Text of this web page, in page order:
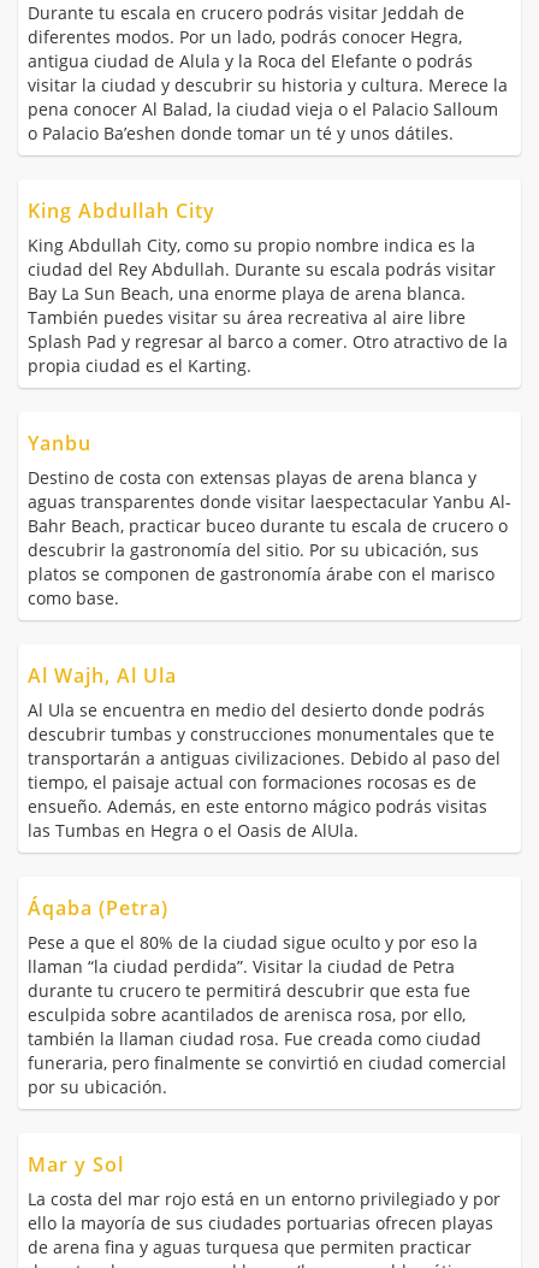
Durante tu escala en crucero podrás visitar Jeddah de
diferentes modos. Por un lado, podrás conocer Hegra,
antigua ciudad de Alula y la Roca del Elefante o podrás
visitar la ciudad y descubrir su historia y cultura. Merece la
pena conocer Al Balad, la ciudad vieja o el Palacio Salloum
o Palacio Ba’eshen donde tomar un té y unos dátiles.
King Abdullah City
King Abdullah City, como su propio nombre indica es la
ciudad del Rey Abdullah. Durante su escala podrás visitar
Bay La Sun Beach, una enorme playa de arena blanca.
También puedes visitar su área recreativa al aire libre
Splash Pad y regresar al barco a comer. Otro atractivo de la
propia ciudad es el Karting.
Yanbu
Destino de costa con extensas playas de arena blanca y
aguas transparentes donde visitar laespectacular Yanbu Al-
Bahr Beach, practicar buceo durante tu escala de crucero o
descubrir la gastronomía del sitio. Por su ubicación, sus
platos se componen de gastronomía árabe con el marisco
como base.
Al Wajh, Al Ula
Al Ula se encuentra en medio del desierto donde podrás
descubrir tumbas y construcciones monumentales que te
transportarán a antiguas civilizaciones. Debido al paso del
tiempo, el paisaje actual con formaciones rocosas es de
ensueño. Además, en este entorno mágico podrás visitas
las Tumbas en Hegra o el Oasis de AlUla.
Áqaba (Petra)
Pese a que el 80% de la ciudad sigue oculto y por eso la
llaman “la ciudad perdida”. Visitar la ciudad de Petra
durante tu crucero te permitirá descubrir que esta fue
esculpida sobre acantilados de arenisca rosa, por ello,
también la llaman ciudad rosa. Fue creada como ciudad
funeraria, pero finalmente se convirtió en ciudad comercial
por su ubicación.
Mar y Sol
La costa del mar rojo está en un entorno privilegiado y por
ello la mayoría de sus ciudades portuarias ofrecen playas
de arena fina y aguas turquesa que permiten practicar